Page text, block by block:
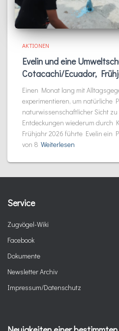
AKTIONEN
Evelin und eine
Cotacachi/Ecuador,
Einen Monat lang mit
experimentieren, um natürliche
naturwissenschaftlicher Sicht
Entdeckungen wiederum durch
Frühjahr 2026 führte Evelin ein
von 8 Weiterlesen
Service
Zugvögel-Wiki
Facebook
Dokumente
Newsletter Archiv
Impressum/Datenschutz